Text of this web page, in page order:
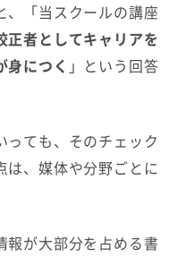
、「当スクールの講座
正者としてキャリアを
身につく 」という回答
っても、そのチェック
は、媒体や分野ごとに
報が大部分を占める書